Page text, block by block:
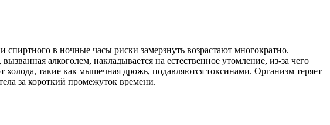
в ночные часы риски замерзнуть возрастают многократно.
алкоголем, накладывается на естественное утомление, из-за чего
такие как мышечная дрожь, подавляются токсинами. Организм теряет
за короткий промежуток времени.